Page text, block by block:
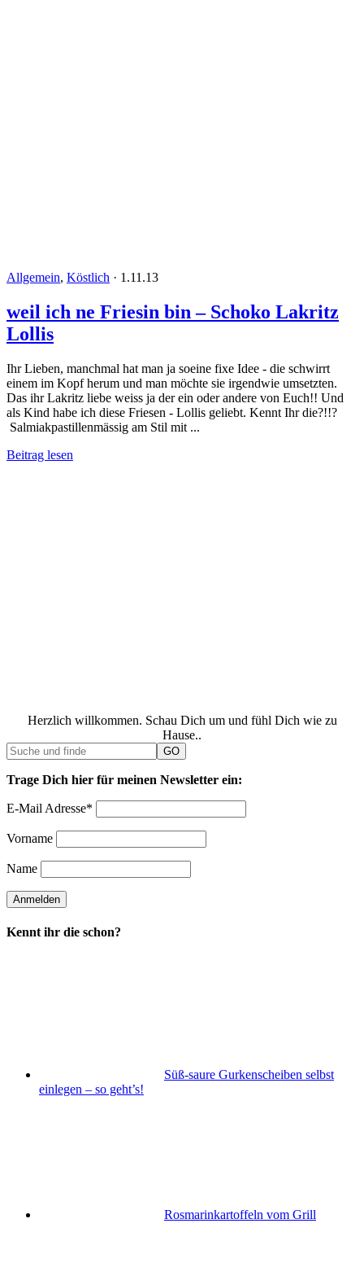
Allgemein, Köstlich · 1.11.13
weil ich ne Friesin bin – Schoko Lakritz
Lollis
Ihr Lieben, manchmal hat man ja soeine fixe Idee - die schwirrt
einem im Kopf herum und man möchte sie irgendwie umsetzten.
Das ihr Lakritz liebe weiss ja der ein oder andere von Euch!! Und
als Kind habe ich diese Friesen - Lollis geliebt. Kennt Ihr die?!!?
Salmiakpastillenmässig am Stil mit ...
Beitrag lesen
Herzlich willkommen. Schau Dich um und fühl Dich wie zu
Hause..
Trage Dich hier für meinen Newsletter ein:
E-Mail Adresse*
Vorname
Name
Kennt ihr die schon?
Süß-saure Gurkenscheiben selbst
einlegen – so geht’s!
Rosmarinkartoffeln vom Grill